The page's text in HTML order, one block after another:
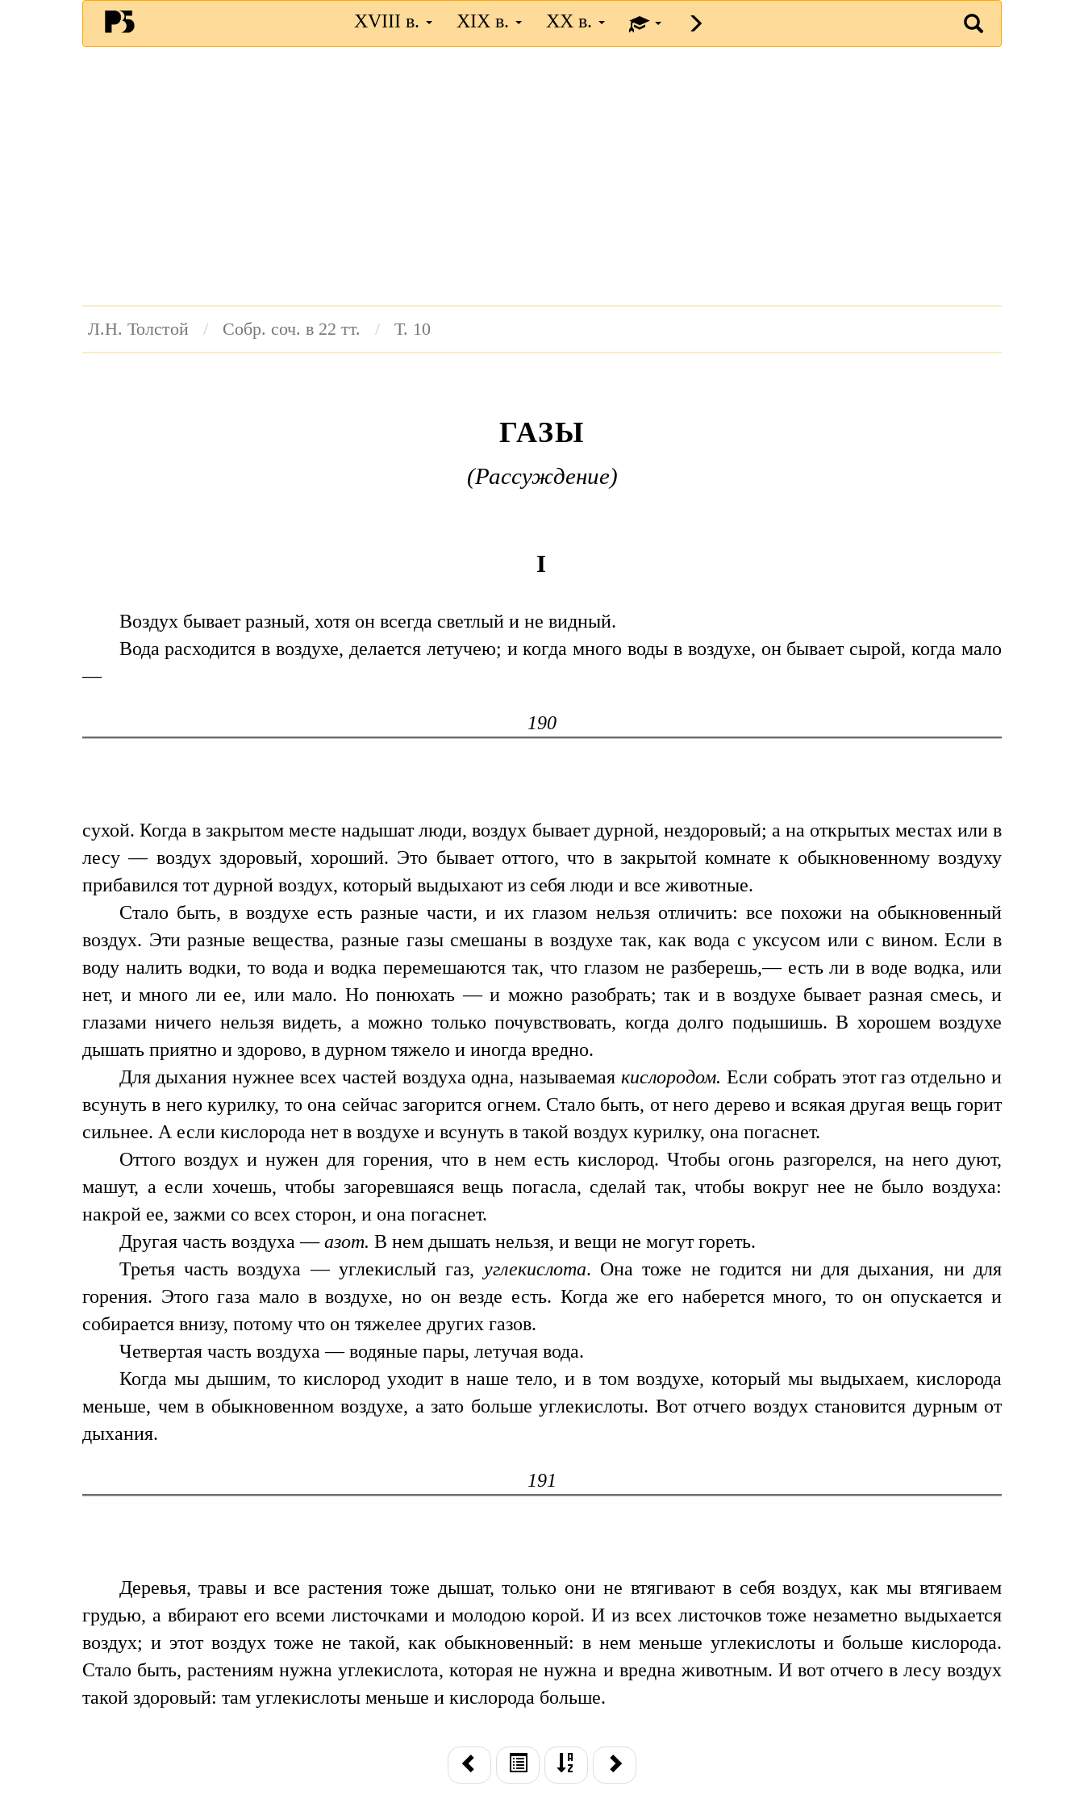
XVIII в. XIX в. XX в.
Л.Н. Толстой Собр. соч. в 22 тт. Т. 10
ГАЗЫ
(Рассуждение)
I
Воздух бывает разный, хотя он всегда светлый и не видный.
Вода расходится в воздухе, делается летучею; и когда много воды в воздухе, он бывает сырой, когда мало
—
190
сухой. Когда в закрытом месте надышат люди, воздух бывает дурной, нездоровый; а на открытых местах или в
лесу — воздух здоровый, хороший. Это бывает оттого, что в закрытой комнате к обыкновенному воздуху
прибавился тот дурной воздух, который выдыхают из себя люди и все животные.
Стало быть, в воздухе есть разные части, и их глазом нельзя отличить: все похожи на обыкновенный
воздух. Эти разные вещества, разные газы смешаны в воздухе так, как вода с уксусом или с вином. Если в
воду налить водки, то вода и водка перемешаются так, что глазом не разберешь,— есть ли в воде водка, или
нет, и много ли ее, или мало. Но понюхать — и можно разобрать; так и в воздухе бывает разная смесь, и
глазами ничего нельзя видеть, а можно только почувствовать, когда долго подышишь. В хорошем воздухе
дышать приятно и здорово, в дурном тяжело и иногда вредно.
Для дыхания нужнее всех частей воздуха одна, называемая кислородом. Если собрать этот газ отдельно и
всунуть в него курилку, то она сейчас загорится огнем. Стало быть, от него дерево и всякая другая вещь горит
сильнее. А если кислорода нет в воздухе и всунуть в такой воздух курилку, она погаснет.
Оттого воздух и нужен для горения, что в нем есть кислород. Чтобы огонь разгорелся, на него дуют,
машут, а если хочешь, чтобы загоревшаяся вещь погасла, сделай так, чтобы вокруг нее не было воздуха:
накрой ее, зажми со всех сторон, и она погаснет.
Другая часть воздуха —азот. В нем дышать нельзя, и вещи не могут гореть.
Третья часть воздуха — углекислый газ, углекислота. Она тоже не годится ни для дыхания, ни для
горения. Этого газа мало в воздухе, но он везде есть. Когда же его наберется много, то он опускается и
собирается внизу, потому что он тяжелее других газов.
Четвертая часть воздуха — водяные пары, летучая вода.
Когда мы дышим, то кислород уходит в наше тело, и в том воздухе, который мы выдыхаем, кислорода
меньше, чем в обыкновенном воздухе, а зато больше углекислоты. Вот отчего воздух становится дурным от
дыхания.
191
Деревья, травы и все растения тоже дышат, только они не втягивают в себя воздух, как мы втягиваем
грудью, а вбирают его всеми листочками и молодою корой. И из всех листочков тоже незаметно выдыхается
воздух; и этот воздух тоже не такой, как обыкновенный: в нем меньше углекислоты и больше кислорода.
Стало быть, растениям нужна углекислота, которая не нужна и вредна животным. И вот отчего в лесу воздух
такой здоровый: там углекислоты меньше и кислорода больше.